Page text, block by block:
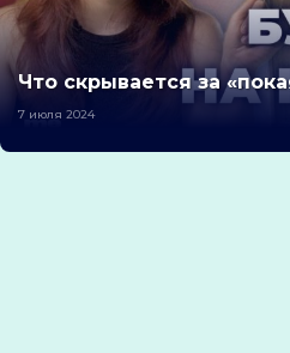
Что скрывается за
7 июля 2024